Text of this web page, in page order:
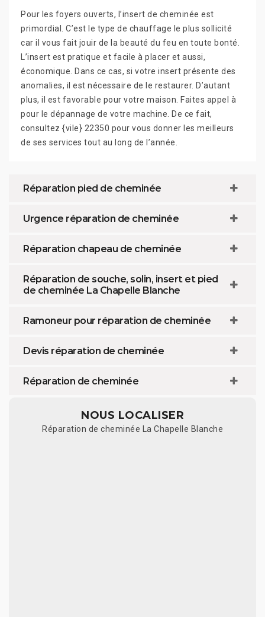
Pour les foyers ouverts, l’insert de cheminée est
primordial. C’est le type de chauffage le plus sollicité
car il vous fait jouir de la beauté du feu en toute bonté.
L’insert est pratique et facile à placer et aussi,
économique. Dans ce cas, si votre insert présente des
anomalies, il est nécessaire de le restaurer. D’autant
plus, il est favorable pour votre maison. Faites appel à
pour le dépannage de votre machine. De ce fait,
consultez {vile} 22350 pour vous donner les meilleurs
de ses services tout au long de l’année.
Réparation pied de cheminée
Urgence réparation de cheminée
Réparation chapeau de cheminée
Réparation de souche, solin, insert et pied
de cheminée La Chapelle Blanche
Ramoneur pour réparation de cheminée
Devis réparation de cheminée
Réparation de cheminée
NOUS LOCALISER
Réparation de cheminée La Chapelle Blanche